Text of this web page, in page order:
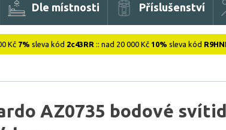
Dle místnosti Příslušenství
Kč 7% sleva kód 2c43RR :: nad 20 000 Kč 10% sleva kód
AZ0735 bodové